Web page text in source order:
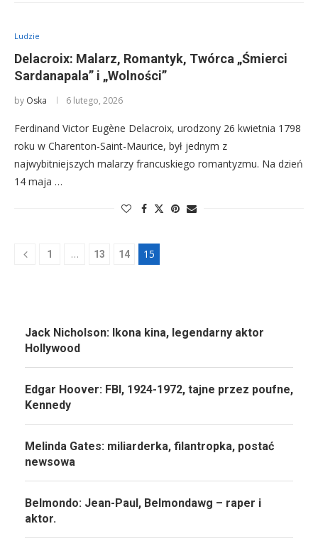
Ludzie
Delacroix: Malarz, Romantyk, Twórca „Śmierci
Sardanapala” i „Wolności”
by Oska 6 lutego, 2026
Ferdinand Victor Eugène Delacroix, urodzony 26 kwietnia 1798
roku w Charenton-Saint-Maurice, był jednym z
najwybitniejszych malarzy francuskiego romantyzmu. Na dzień
14 maja …
1 … 13 14 15
Jack Nicholson: Ikona kina, legendarny aktor
Hollywood
Edgar Hoover: FBI, 1924-1972, tajne przez poufne,
Kennedy
Melinda Gates: miliarderka, filantropka, postać
newsowa
Belmondo: Jean-Paul, Belmondawg – raper i
aktor.